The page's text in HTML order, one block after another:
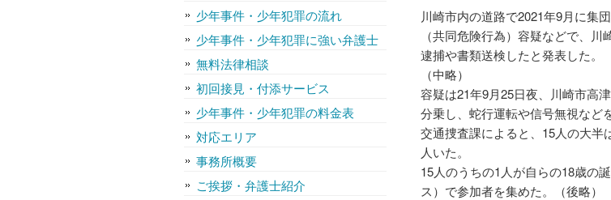
川崎市内の道路で2021年9月に集
（共同危険行為）容疑などで、
逮捕や書類送検したと発表した。
（中略）
容疑は21年9月25日夜、川崎市高
分乗し、蛇行運転や信号無視など
交通捜査課によると、15人の大
人いた。
15人のうちの1人が自らの18歳の
ス）で参加者を集めた。（後略）
少年事件・少年犯罪の流れ
少年事件・少年犯罪に強い弁護士
無料法律相談
初回接見・付添サービス
少年事件・少年犯罪の料金表
対応エリア
事務所概要
ご挨拶・弁護士紹介